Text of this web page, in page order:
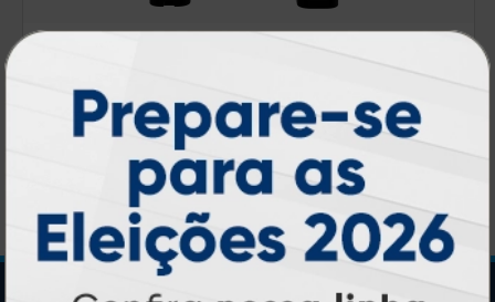
A partir de:
R$ 208,00